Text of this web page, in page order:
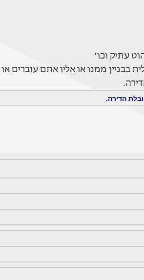
עתיק וכו'
בבניין ממנו או אליו אתם עוברים או
הדירה.